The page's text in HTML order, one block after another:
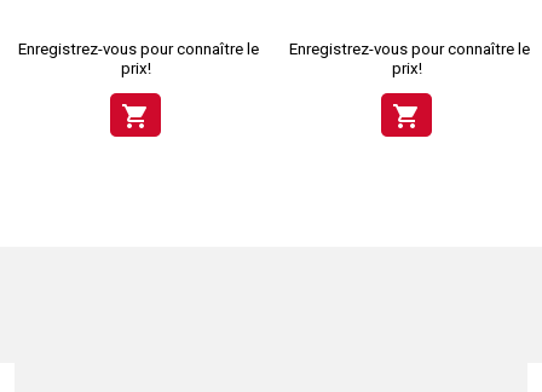
Enregistrez-vous pour connaître le
prix!
shopping_cart
Enregistrez-vous pour connaître le
prix!
shopping_cart